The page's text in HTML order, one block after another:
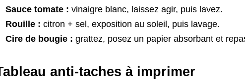
Sauce tomate : vinaigre blanc, laissez agir, puis lavez.
Rouille : citron + sel, exposition au soleil, puis lavage.
Cire de bougie : grattez, posez un papier absorbant et
anti‑taches à imprimer